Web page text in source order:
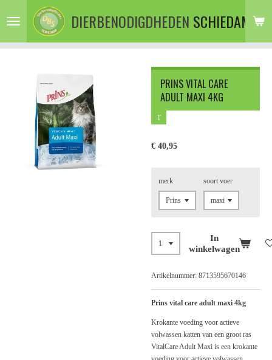
direct
de
DIERBENODIGDHEDEN SCHIEDAM
PRINS VITAL CARE
ADULT MAXI 4KG
T
€ 40,95
merk soort voer
In
winkelwagen
Artikelnummer: 8713595670146
Prins vital care adult maxi 4kg
Krokante voeding voor actieve
volwassen katten van een groot ras
VitalCare Adult Maxi is een krokante